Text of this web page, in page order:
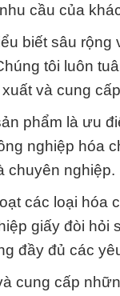
cầu của
biết sâu
tôi luôn
và cung
phẩm là ưu
nghiệp hóa
chuyên nghiệp.
các loại hóa
giấy đòi
đầy đủ các
cung cấp